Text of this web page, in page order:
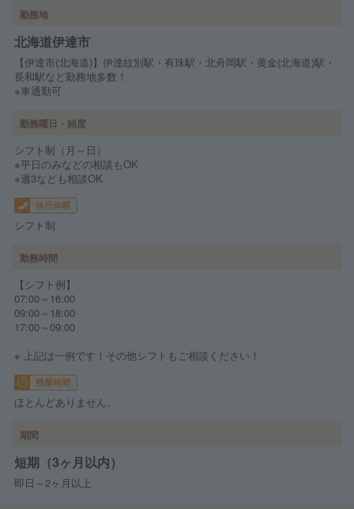
勤務地
北海道伊達市
【伊達市(北海道)】伊達紋別駅・有珠駅・北舟岡駅・黄金(北海道)駅・
長和駅など勤務地多数！
※車通勤可
勤務曜日・頻度
シフト制（月～日）
※平日のみなどの相談もOK
※週3なども相談OK
休日休暇
シフト制
勤務時間
【シフト例】
07:00～16:00
09:00～18:00
17:00～09:00
※ 上記は一例です！その他シフトもご相談ください！
残業時間
ほとんどありません。
期間
短期（3ヶ月以内）
即日～2ヶ月以上